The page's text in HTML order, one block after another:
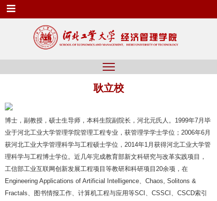
耿立校
博士，副教授，硕士生导师，本科生院副院长，河北元氏人。 1999年7月毕
业于河北工业大学管理学院管理工程专业，获管理学学士学位； 2006年6月
获河北工业大学管理科学与工程硕士学位， 2014年1月获得河北工业大学管
理科学与工程博士学位。近几年完成教育部新文科研究与改革实践项目，
工信部工业互联网创新发展工程项目等教研和科研项目 20余项，在
Engineering Applications of Artificial Intelligence、 Chaos, Solitons &
Fractals、图书情报工作、计算机工程与应用等SCI 、 CSSCI 、 CSCD索引